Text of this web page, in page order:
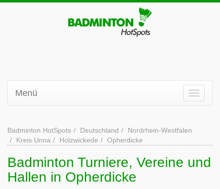
Menü
Badminton HotSpots Deutschland
Nordrhein-Westfalen
Kreis Unna
Holzwickede Opherdicke
Badminton Turniere, Vereine und
Hallen in Opherdicke